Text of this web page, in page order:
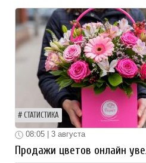
СТАТИСТИКА
08:05 | 3 августа
Продажи цветов онлайн